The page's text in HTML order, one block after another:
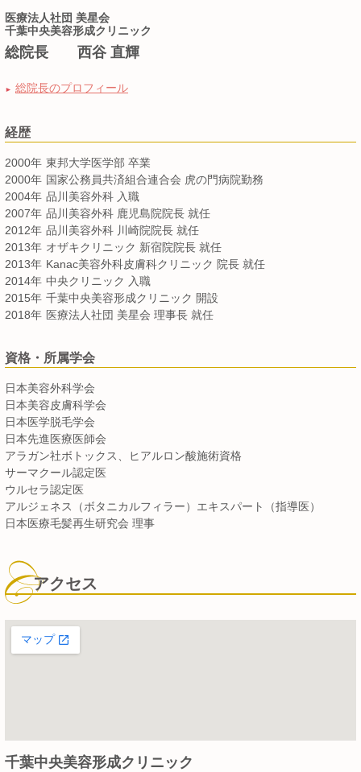
医療法人社団 美星会
千葉中央美容形成クリニック
総院長 西谷 直輝
► 総院長のプロフィール
経歴
2000年 東邦大学医学部 卒業
2000年 国家公務員共済組合連合会 虎の門病院勤務
2004年 品川美容外科 入職
2007年 品川美容外科 鹿児島院院長 就任
2012年 品川美容外科 川崎院院長 就任
2013年 オザキクリニック 新宿院院長 就任
2013年 Kanac美容外科皮膚科クリニック 院長 就任
2014年 中央クリニック 入職
2015年 千葉中央美容形成クリニック 開設
2018年 医療法人社団 美星会 理事長 就任
資格・所属学会
日本美容外科学会
日本美容皮膚科学会
日本医学脱毛学会
日本先進医療医師会
アラガン社ボトックス、ヒアルロン酸施術資格
サーマクール認定医
ウルセラ認定医
アルジェネス（ボタニカルフィラー）エキスパート（指導医）
日本医療毛髪再生研究会 理事
アクセス
千葉中央美容形成クリニック